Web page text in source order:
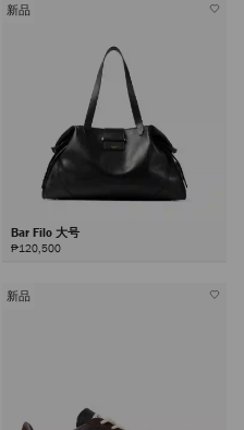
新品
Bar Filo 大号
₱120,500
新品